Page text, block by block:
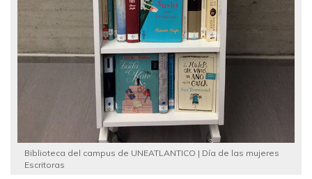
Biblioteca del campus de UNEATLANTICO | Día de las mujeres
Escritoras